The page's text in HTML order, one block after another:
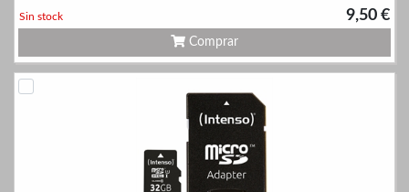
9,50 €
Sin stock
Comprar